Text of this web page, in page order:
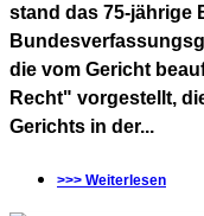
stand das 75-jährige
die vom Gericht
Recht" vorgestellt,
Gerichts in der...
>>> Weiterlesen